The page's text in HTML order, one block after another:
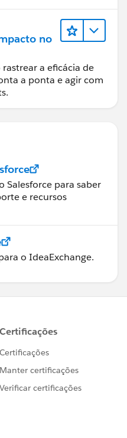
no
a eficácia de
a ponta e agir com
Salesforce para saber
e recursos
o IdeaExchange.